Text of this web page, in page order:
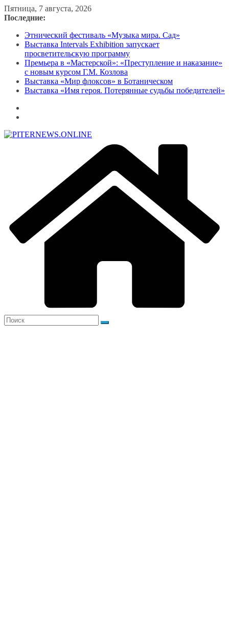
Перейти
к
Пятница, 7 августа, 2026
Последние:
Этнический фестиваль «Музыка мира. Сад»
Выставка Intervals Exhibition запускает
просветительскую программу
Премьера в «Мастерской»: «Преступление и наказание»
с новым курсом Г.М. Козлова
Выставка «Мир флоксов» в Ботаническом
Выставка «Имя героя. Потерянные судьбы победителей»